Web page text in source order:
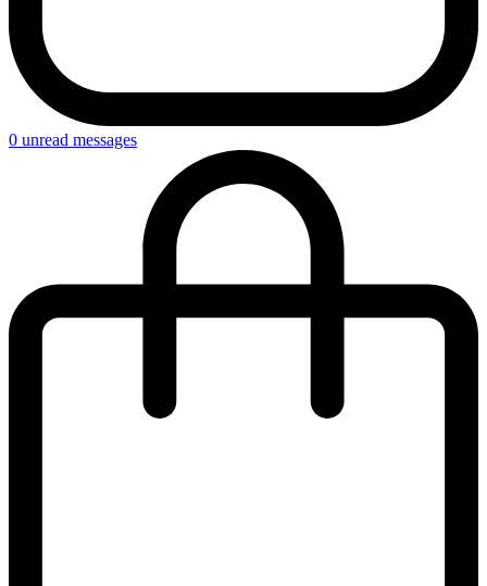
0 unread messages